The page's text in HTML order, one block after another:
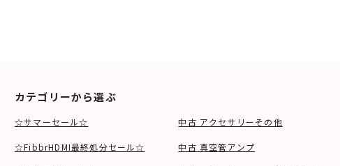
カテゴリーから選ぶ
☆サマーセール☆
☆FibbrHDMI最終処分セール☆
中古 アクセサリーその他
中古 真空管アンプ